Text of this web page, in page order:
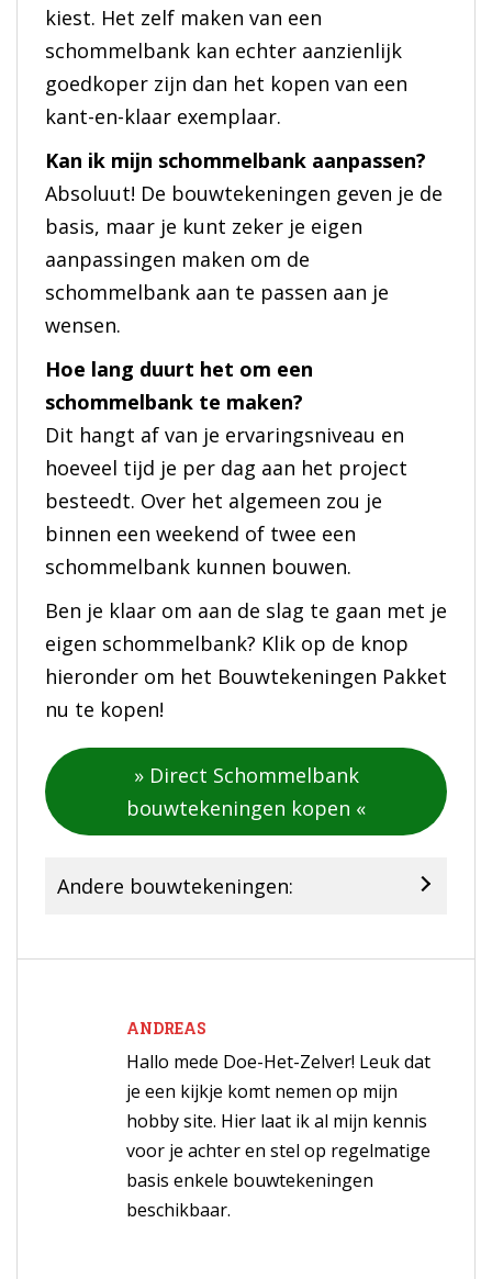
kiest. Het zelf maken van een
schommelbank kan echter aanzienlijk
goedkoper zijn dan het kopen van een
kant-en-klaar exemplaar.
Kan ik mijn schommelbank aanpassen?
Absoluut! De bouwtekeningen geven je de
basis, maar je kunt zeker je eigen
aanpassingen maken om de
schommelbank aan te passen aan je
wensen.
Hoe lang duurt het om een
schommelbank te maken?
Dit hangt af van je ervaringsniveau en
hoeveel tijd je per dag aan het project
besteedt. Over het algemeen zou je
binnen een weekend of twee een
schommelbank kunnen bouwen.
Ben je klaar om aan de slag te gaan met je
eigen schommelbank? Klik op de knop
hieronder om het Bouwtekeningen Pakket
nu te kopen!
» Direct Schommelbank
bouwtekeningen kopen «
Andere bouwtekeningen:
ANDREAS
Hallo mede Doe-Het-Zelver! Leuk dat
je een kijkje komt nemen op mijn
hobby site. Hier laat ik al mijn kennis
voor je achter en stel op regelmatige
basis enkele bouwtekeningen
beschikbaar.